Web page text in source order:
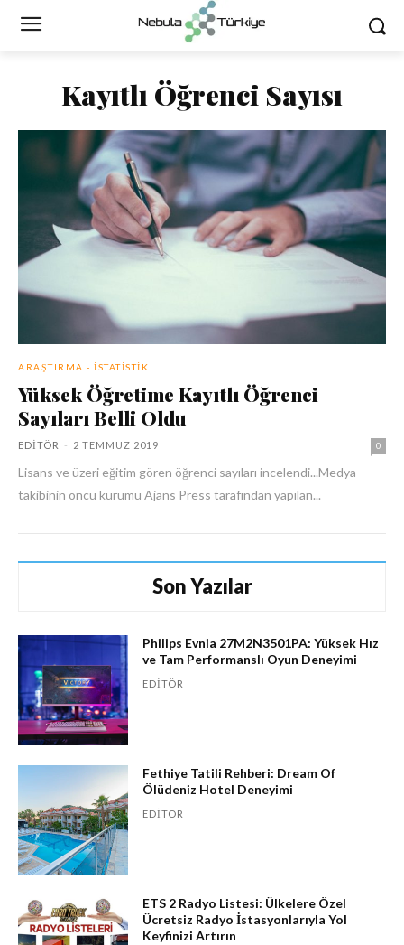
Kayıtlı Öğrenci Sayısı
ARAŞTIRMA - İSTATISTIK
Yüksek Öğretime Kayıtlı Öğrenci
Sayıları Belli Oldu
EDITÖR - 2 TEMMUZ 2019 0
Lisans ve üzeri eğitim gören öğrenci sayıları incelendi...Medya
takibinin öncü kurumu Ajans Press tarafından yapılan...
Son Yazılar
Philips Evnia 27M2N3501PA: Yüksek Hız
ve Tam Performanslı Oyun Deneyimi
EDITÖR
Fethiye Tatili Rehberi: Dream Of
Ölüdeniz Hotel Deneyimi
EDITÖR
ETS 2 Radyo Listesi: Ülkelere Özel
Ücretsiz Radyo İstasyonlarıyla Yol
Keyfinizi Artırın